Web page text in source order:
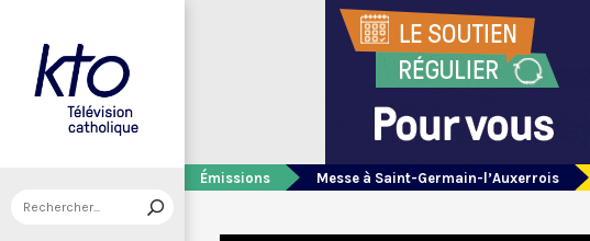
Émissions Messe à Saint-Germain-l’Auxerrois